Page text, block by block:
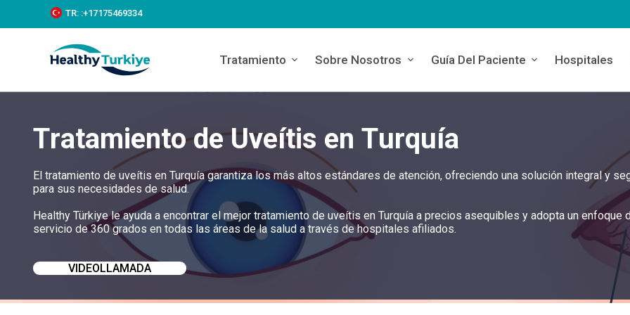
k
c
TR: :+‪17175469334‬
Tratamiento Sobre Nosotros Guía Del Paciente Hospitales
Tratamiento de Uveítis en Turquía
El tratamiento de uveítis en Turquía garantiza los más altos estándares de atención, ofreciendo una solución integral y
para sus necesidades de salud.
Healthy Türkiye le ayuda a encontrar el mejor tratamiento de uveítis en Turquía a precios asequibles y adopta un enfoque
servicio de 360 grados en todas las áreas de la salud a través de hospitales afiliados.
VIDEOLLAMADA